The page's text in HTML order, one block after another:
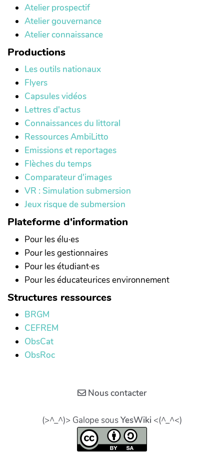
Atelier prospectif
Atelier gouvernance
Atelier connaissance
Productions
Les outils nationaux
Flyers
Capsules vidéos
Lettres d'actus
Connaissances du littoral
Ressources AmbiLitto
Emissions et reportages
Flèches du temps
Comparateur d'images
VR : Simulation submersion
Jeux risque de submersion
Plateforme d'information
Pour les élu·es
Pour les gestionnaires
Pour les étudiant·es
Pour les éducateurices environnement
Structures ressources
BRGM
CEFREM
ObsCat
ObsRoc
Nous contacter
(>^_^)> Galope sousYesWiki <(^_^<)